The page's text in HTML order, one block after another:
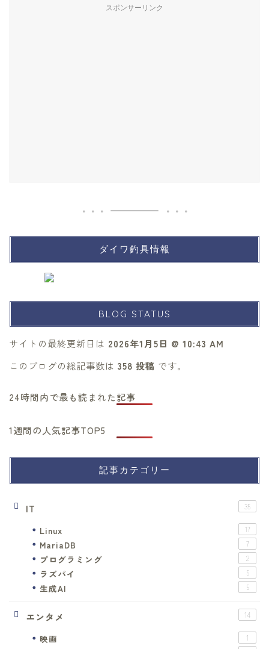
スポンサーリンク
ダイワ釣具情報
BLOG STATUS
サイトの最終更新日は 2026年1月5日 @ 10:43 AM
このブログの総記事数は 358 投稿 です。
24時間内で最も読まれた記事
1週間の人気記事TOP5
記事カテゴリー
IT 35
Linux 17
MariaDB 7
プログラミング 2
ラズパイ 5
生成AI 5
エンタメ 14
映画 1